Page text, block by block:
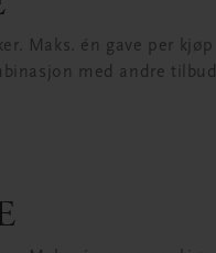
Maks. én gave per kjøp
med andre tilbud.